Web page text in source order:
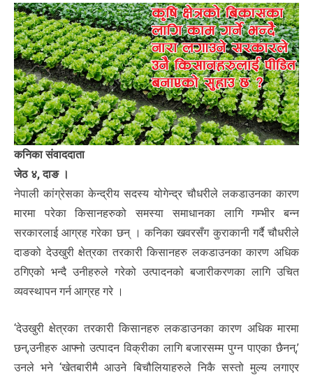
कनिका संवाददाता
जेठ ४, दाङ ।
नेपाली कांग्रेसका केन्द्रीय सदस्य योगेन्द्र चौधरीले लकडाउनका कारण
मारमा परेका किसानहरुको समस्या समाधानका लागि गम्भीर बन्न
सरकारलाई आग्रह गरेका छन् । कनिका खवरसँग कुराकानी गर्दै चौधरीले
दाङको देउखुरी क्षेत्रका तरकारी किसानहरु लकडाउनका कारण अधिक
ठगिएको भन्दै उनीहरुले गरेको उत्पादनको बजारीकरणका लागि उचित
व्यवस्थापन गर्न आग्रह गरे ।
‘देउखुरी क्षेत्रका तरकारी किसानहरु लकडाउनका कारण अधिक मारमा
छन्,उनीहरु आफ्नो उत्पादन विक्रीका लागि बजारसम्म पुग्न पाएका छैनन्,’
उनले भने ‘खेतबारीमै आउने बिचौलियाहरुले निकै सस्तो मुल्य लगाएर